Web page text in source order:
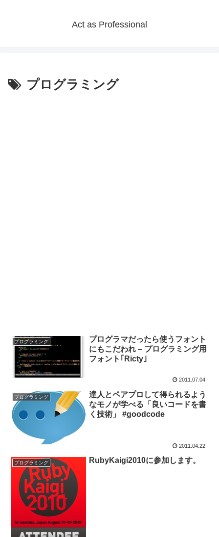
Act as Professional
プログラミング
プログラミング
プログラマだったら使うフォント
にもこだわれ – プログラミング用
フォント｢Ricty｣
2011.07.04
プログラミング
達人とペアプロして得られるよう
なモノが学べる「良いコードを書
く技術」 #goodcode
2011.04.22
プログラミング RubyKaigi2010に参加します。